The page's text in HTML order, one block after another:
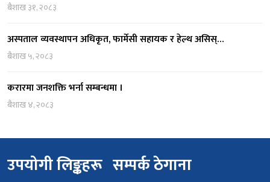
बैशाख ३१, २०८३
अस्पताल व्यवस्थापन अधिकृत, फार्मेसी सहायक र हेल्थ असिस्…
बैशाख ५, २०८३
करारमा जनशक्ति भर्ना सम्बन्धमा ।
बैशाख ४, २०८३
उपयोगी लिङ्कहरू सम्पर्क ठेगाना